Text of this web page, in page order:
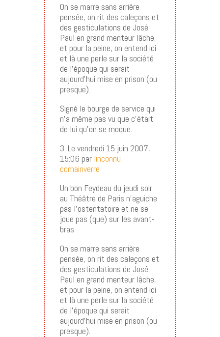
On se marre sans arrière
pensée, on rit des caleçons et
des gesticulations de José
Paul en grand menteur lâche,
et pour la peine, on entend ici
et là une perle sur la société
de l’époque qui serait
aujourd’hui mise en prison (ou
presque).
Signé le bourge de service qui
n’a même pas vu que c’était
de lui qu’on se moque.
3. Le vendredi 15 juin 2007,
15:06 par linconnu
comainverre
Un bon Feydeau du jeudi soir
au Théâtre de Paris n’aguiche
pas l’ostentatoire et ne se
joue pas (que) sur les avant-
bras.
On se marre sans arrière
pensée, on rit des caleçons et
des gesticulations de José
Paul en grand menteur lâche,
et pour la peine, on entend ici
et là une perle sur la société
de l’époque qui serait
aujourd’hui mise en prison (ou
presque).